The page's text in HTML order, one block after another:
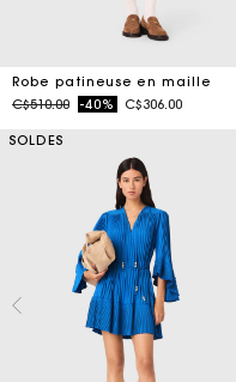
Robe patineuse en maille
Price reduced from
C$510.00to-40% C$306.00
SOLDES